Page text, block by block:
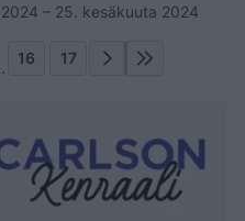
– 25. kesäkuuta 2024
16 17